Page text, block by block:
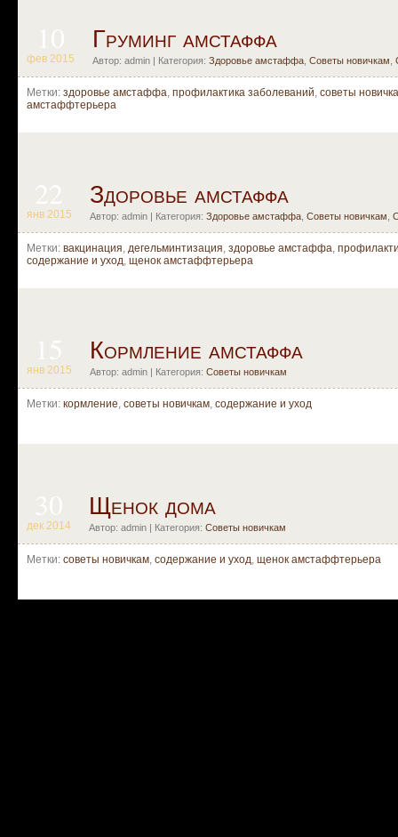
фев 2015
Груминг амстаффа
Автор: admin | Категория: Здоровье амстаффа Советы новичкам
Метки: здоровье амстаффа, профилактика заболеваний, советы
амстаффтерьера
янв 2015
Здоровье амстаффа
Автор: admin | Категория: Здоровье амстаффа Советы новичкам
Метки: вакцинация, дегельминтизация, здоровье амстаффа,
содержание и уход, щенок амстаффтерьера
янв 2015
Кормление амстаффа
Автор: admin | Категория: Советы новичкам
Метки: кормление, советы новичкам, содержание и уход
дек 2014
Щенок дома
Автор: admin | Категория: Советы новичкам
Метки: советы новичкам, содержание и уход, щенок амстаффтерьера